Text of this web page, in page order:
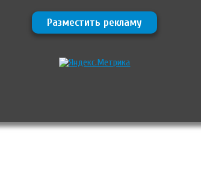
Разместить рекламу